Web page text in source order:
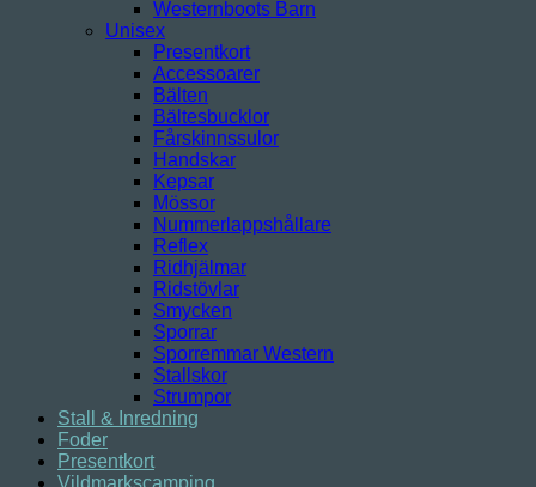
Westernboots Barn
Unisex
Presentkort
Accessoarer
Bälten
Bältesbucklor
Fårskinnssulor
Handskar
Kepsar
Mössor
Nummerlappshållare
Reflex
Ridhjälmar
Ridstövlar
Smycken
Sporrar
Sporremmar Western
Stallskor
Strumpor
Stall & Inredning
Foder
Presentkort
Vildmarkscamping